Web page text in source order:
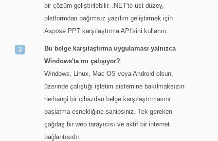
bir çözüm geliştirilebilir. .NET'te üst düzey,
platformdan bağımsız yazılım geliştirmek için
Aspose PPT karşılaştırma API'sini kullanın.
Bu belge karşılaştırma uygulaması yalnızca
Windows'ta mı çalışıyor?
Windows, Linux, Mac OS veya Android olsun,
üzerinde çalıştığı işletim sistemine bakılmaksızın
herhangi bir cihazdan belge karşılaştırmasını
başlatma esnekliğine sahipsiniz. Tek gereken
çağdaş bir web tarayıcısı ve aktif bir internet
bağlantısıdır.